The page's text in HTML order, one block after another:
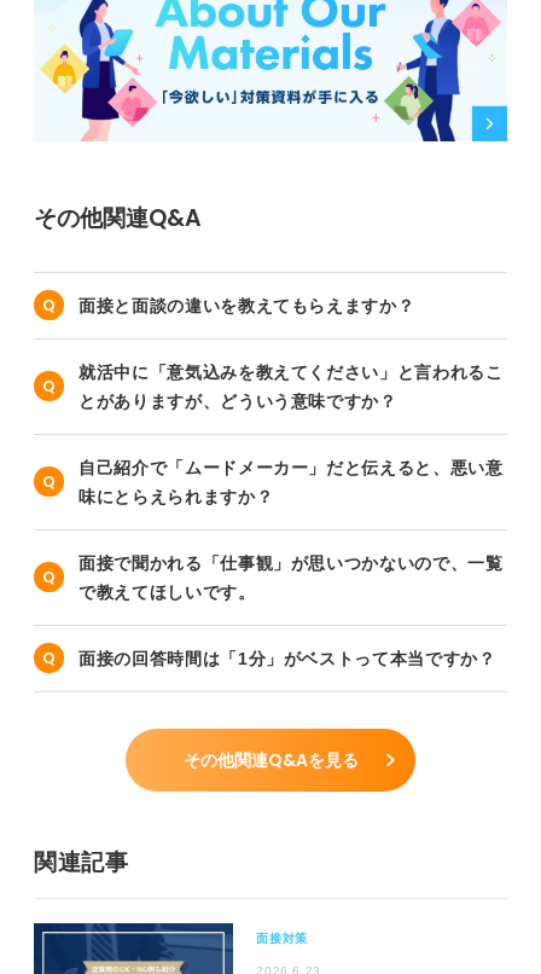
その他関連Q&A
面接と面談の違いを教えてもらえますか？
就活中に「意気込みを教えてください」と言われるこ
とがありますが、どういう意味ですか？
自己紹介で「ムードメーカー」だと伝えると、悪い意
味にとらえられますか？
面接で聞かれる「仕事観」が思いつかないので、一覧
で教えてほしいです。
面接の回答時間は「1分」がベストって本当ですか？
その他関連Q&Aを見る
関連記事
面接対策
2026.6.23